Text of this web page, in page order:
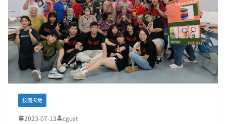
校園天地
2023-07-13 cgust